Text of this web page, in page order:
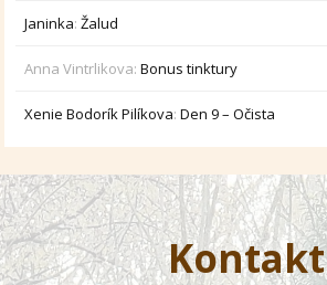
Janinka:Žalud
Anna Vintrlikova:Bonus tinktury
Xenie Bodorík Pilíkova:Den 9 – Očista
Kontakt